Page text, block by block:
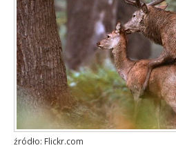
źródło: Flickr.com